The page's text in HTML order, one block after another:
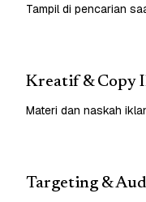
Tampil di pencarian
Kreatif & Copy
Materi dan naskah
Targeting &